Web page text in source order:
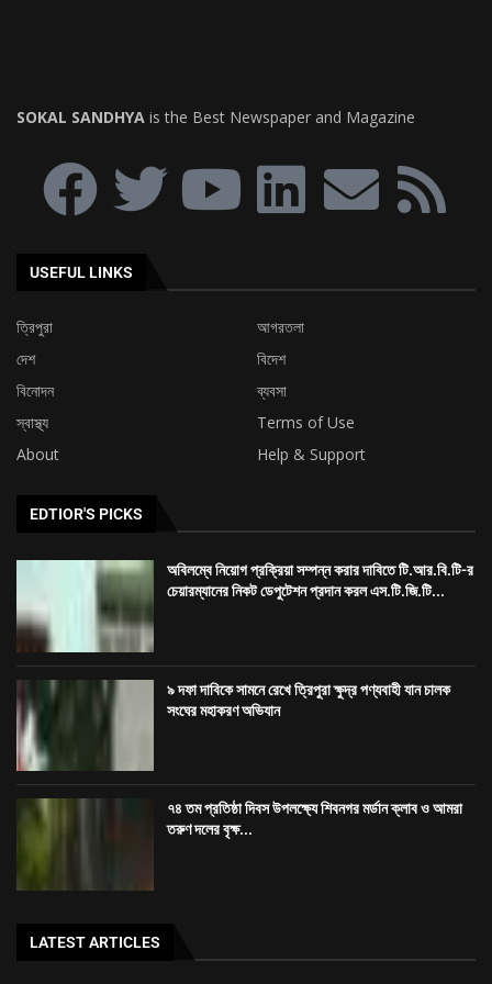
SOKAL SANDHYA is the Best Newspaper and Magazine
USEFUL LINKS
ত্রিপুরা
আগরতলা
দেশ
বিদেশ
বিনোদন
ব্যবসা
স্বাস্থ্য
Terms of Use
About
Help & Support
EDTIOR'S PICKS
অবিলম্বে নিয়োগ প্রক্রিয়া সম্পন্ন করার দাবিতে টি.আর.বি.টি-র
চেয়ারম্যানের নিকট ডেপুটেশন প্রদান করল এস.টি.জি.টি...
৯ দফা দাবিকে সামনে রেখে ত্রিপুরা ক্ষুদ্র পণ্যবাহী যান চালক
সংঘের মহাকরণ অভিযান
৭৪ তম প্রতিষ্ঠা দিবস উপলক্ষ্যে শিবনগর মর্ডান ক্লাব ও আমরা
তরুণ দলের বৃক্ষ...
LATEST ARTICLES